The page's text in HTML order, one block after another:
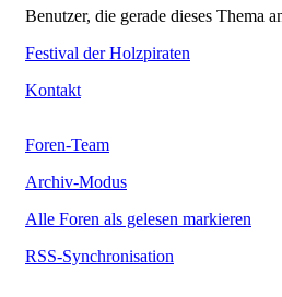
Benutzer, die gerade dieses Thema
Festival der Holzpiraten
Kontakt
Foren-Team
Archiv-Modus
Alle Foren als gelesen markieren
RSS-Synchronisation